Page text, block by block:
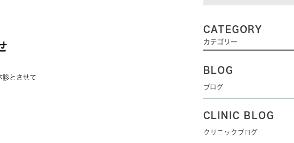
診とさせて
CATEGORY
カテゴリー
BLOG
ブログ
CLINIC BLOG
クリニックブログ